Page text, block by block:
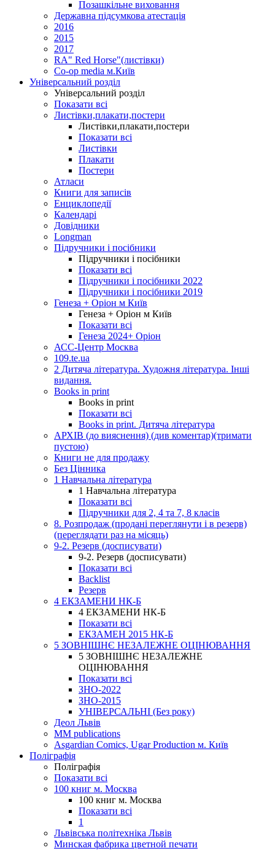
Позашкільне виховання
Державна підсумкова атестація
2016
2015
2017
RA" Red Horse"(листівки)
Co-op media м.Київ
Універсальний розділ
Універсальний розділ
Показати всі
Листівки,плакати,постери
Листівки,плакати,постери
Показати всі
Листівки
Плакати
Постери
Атласи
Книги для записів
Енциклопедії
Календарі
Довідники
Longman
Підручники і посібники
Підручники і посібники
Показати всі
Підручники і посібники 2022
Підручники і посібники 2019
Генеза + Оріон м Київ
Генеза + Оріон м Київ
Показати всі
Генеза 2024+ Оріон
АСС-Центр Москва
109.te.ua
2 Дитяча література. Художня література. Інші
видання.
Books in print
Books in print
Показати всі
Books in print. Дитяча література
АРХІВ (до вияснення) (див коментар)(тримати
пустою)
Книги не для продажу
Без Цінника
1 Навчальна література
1 Навчальна література
Показати всі
Підручники для 2, 4 та 7, 8 класів
8. Розпродаж (продані переглянути і в резерв)
(переглядати раз на місяць)
9-2. Резерв (досписувати)
9-2. Резерв (досписувати)
Показати всі
Backlist
Резерв
4 ЕКЗАМЕНИ НК-Б
4 ЕКЗАМЕНИ НК-Б
Показати всі
ЕКЗАМЕН 2015 НК-Б
5 ЗОВНІШНЄ НЕЗАЛЕЖНЕ ОЦІНЮВАННЯ
5 ЗОВНІШНЄ НЕЗАЛЕЖНЕ
ОЦІНЮВАННЯ
Показати всі
ЗНО-2022
ЗНО-2015
УНІВЕРСАЛЬНІ (Без року)
Деол Львів
MM publications
Asgardian Comics, Ugar Production м. Київ
Поліграфія
Поліграфія
Показати всі
100 книг м. Москва
100 книг м. Москва
Показати всі
1
Львівська політехніка Львів
Минская фабрика цветной печати